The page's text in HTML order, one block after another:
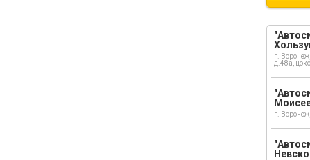
г.
д.48а,
г.